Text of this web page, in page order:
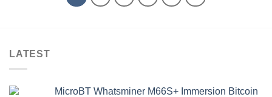
LATEST
MicroBT Whatsminer M66S+ Immersion Bitcoin